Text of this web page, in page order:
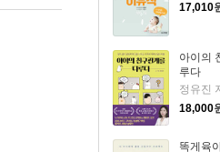
17,010
아이의
루다
정유진
18,000
똑게육